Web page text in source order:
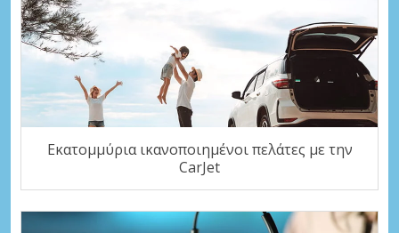
Εκατομμύρια ικανοποιημένοι πελάτες με την
CarJet